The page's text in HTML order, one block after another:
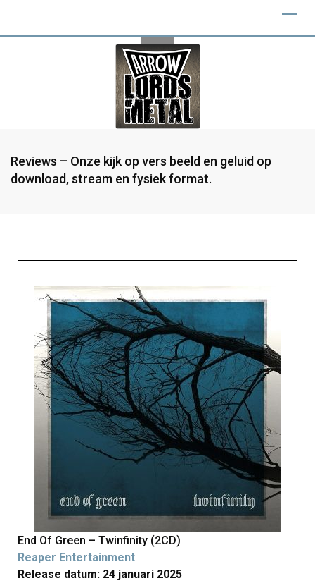
Reviews – Onze kijk op vers beeld en geluid op
download, stream en fysiek format.
End Of Green – Twinfinity (2CD)
Reaper Entertainment
Release datum: 24 januari 2025